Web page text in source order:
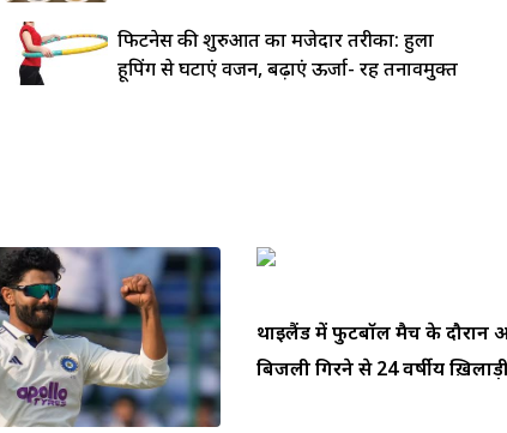
फिटनेस की शुरुआत का मजेदार तरीका: हुला
हूपिंग से घटाएं वजन, बढ़ाएं ऊर्जा- रहें तनावमुक्त
थाईलैंड में फुटबॉल मैच के दौरान
बिजली गिरने से 24 वर्षीय